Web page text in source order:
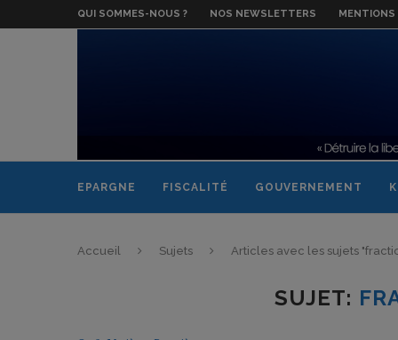
QUI SOMMES-NOUS ? NOS NEWSLETTERS MENTIONS
EPARGNE FISCALITÉ GOUVERNEMENT
Accueil Sujets Articles avec les sujets
SUJET: